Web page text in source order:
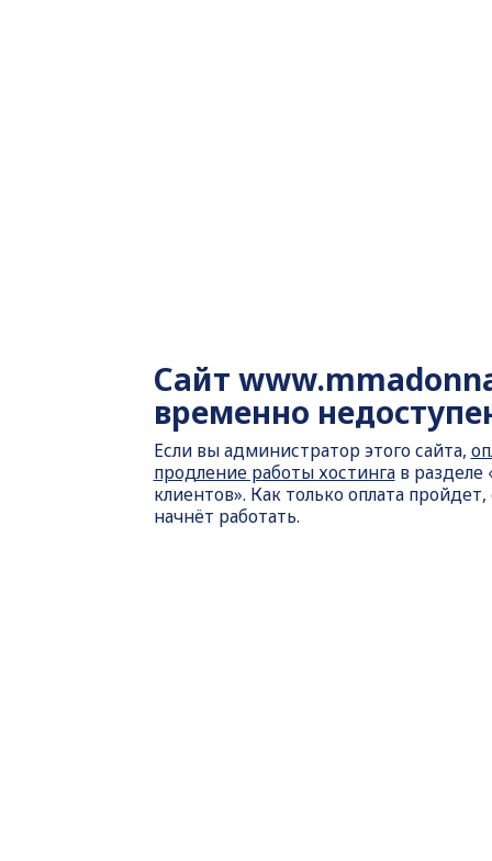
Сайт
временно
Если вы администратор этого сайта,
продление работы хостингав разделе
клиентов». Как только оплата пройдет,
начнёт работать.